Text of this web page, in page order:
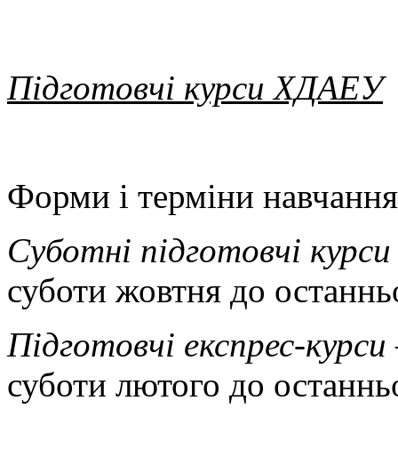
Підготовчі курси ХДАЕУ
Форми і терміни
Суботні підготовчі курси
суботи жовтня до
Підготовчі експрес-курси
суботи лютого до